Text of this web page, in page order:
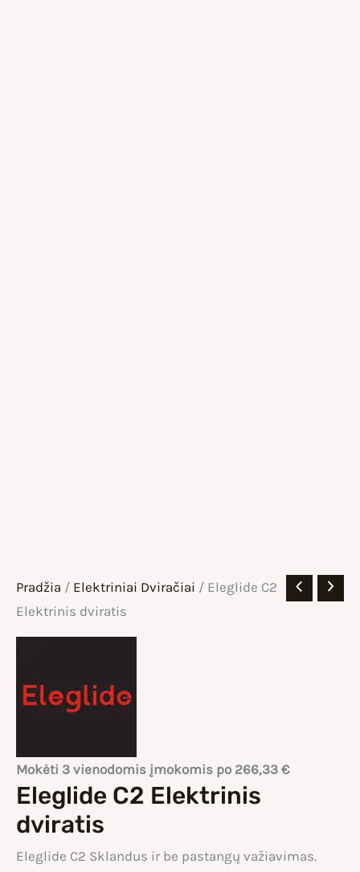
Pradžia / Elektriniai Dviračiai / Eleglide C2
Elektrinis dviratis
Mokėti 3 vienodomis įmokomis po 266,33 €
Eleglide C2 Elektrinis
dviratis
Eleglide C2 Sklandus ir be pastangų važiavimas.